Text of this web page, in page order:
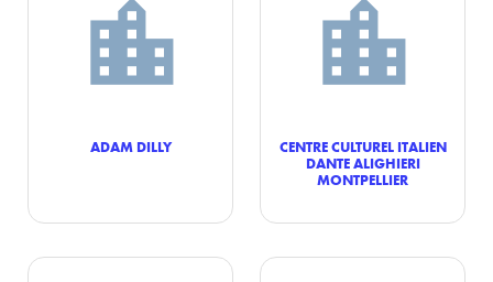
ADAM DILLY
CENTRE CULTUREL ITALIEN
DANTE ALIGHIERI
MONTPELLIER